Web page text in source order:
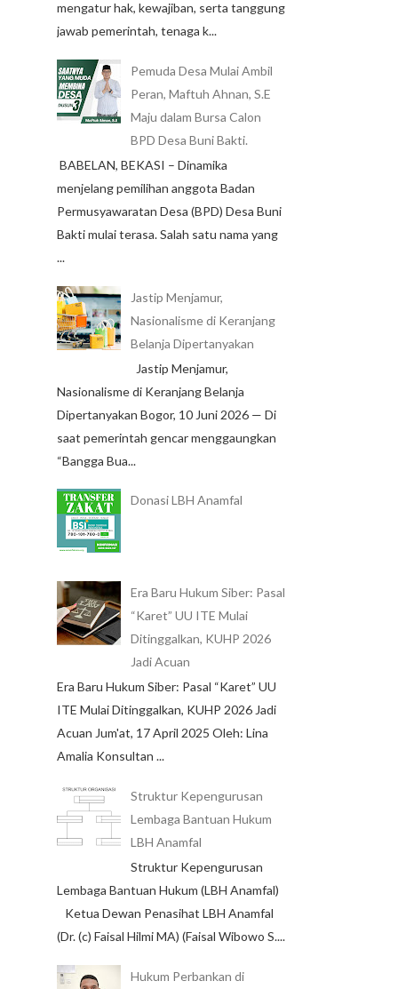
mengatur hak, kewajiban, serta tanggung
jawab pemerintah, tenaga k...
Pemuda Desa Mulai Ambil
Peran, Maftuh Ahnan, S.E
Maju dalam Bursa Calon
BPD Desa Buni Bakti.
BABELAN, BEKASI – Dinamika
menjelang pemilihan anggota Badan
Permusyawaratan Desa (BPD) Desa Buni
Bakti mulai terasa. Salah satu nama yang
...
Jastip Menjamur,
Nasionalisme di Keranjang
Belanja Dipertanyakan
Jastip Menjamur,
Nasionalisme di Keranjang Belanja
Dipertanyakan Bogor, 10 Juni 2026 — Di
saat pemerintah gencar menggaungkan
“Bangga Bua...
Donasi LBH Anamfal
Era Baru Hukum Siber: Pasal
“Karet” UU ITE Mulai
Ditinggalkan, KUHP 2026
Jadi Acuan
Era Baru Hukum Siber: Pasal “Karet” UU
ITE Mulai Ditinggalkan, KUHP 2026 Jadi
Acuan Jum'at, 17 April 2025 Oleh: Lina
Amalia Konsultan ...
Struktur Kepengurusan
Lembaga Bantuan Hukum
LBH Anamfal
Struktur Kepengurusan
Lembaga Bantuan Hukum (LBH Anamfal)
Ketua Dewan Penasihat LBH Anamfal
(Dr. (c) Faisal Hilmi MA) (Faisal Wibowo S....
Hukum Perbankan di